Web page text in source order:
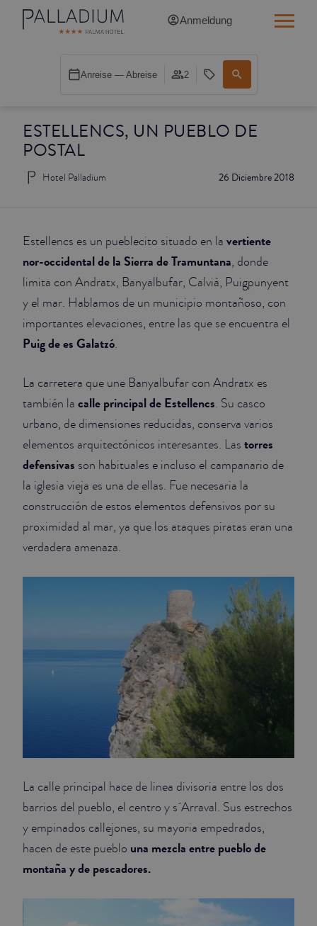
ESTELLENCS, UN PUEBLO DE
POSTAL
26 Diciembre 2018
Hotel Palladium
Estellencs es un pueblecito situado en la vertiente
nor-occidental de la Sierra de Tramuntana, donde
limita con Andratx, Banyalbufar, Calvià, Puigpunyent
y el mar. Hablamos de un municipio montañoso, con
importantes elevaciones, entre las que se encuentra el
Puig de es Galatzó.
La carretera que une Banyalbufar con Andratx es
también la calle principal de Estellencs. Su casco
urbano, de dimensiones reducidas, conserva varios
elementos arquitectónicos interesantes. Las torres
defensivas son habituales e incluso el campanario de
la iglesia vieja es una de ellas. Fue necesaria la
construcción de estos elementos defensivos por su
proximidad al mar, ya que los ataques piratas eran una
verdadera amenaza.
La calle principal hace de linea divisoria entre los dos
barrios del pueblo, el centro y s´Arraval. Sus estrechos
y empinados callejones, su mayoria empedrados,
hacen de este pueblo una mezcla entre pueblo de
montaña y de pescadores.
Anmeldung
Anreise — Abreise 2
SINGLE BALCONY CATHEDRAL
DOUBLE WHITE
SUPERIOR
JUNIOR SUITES
SUITE